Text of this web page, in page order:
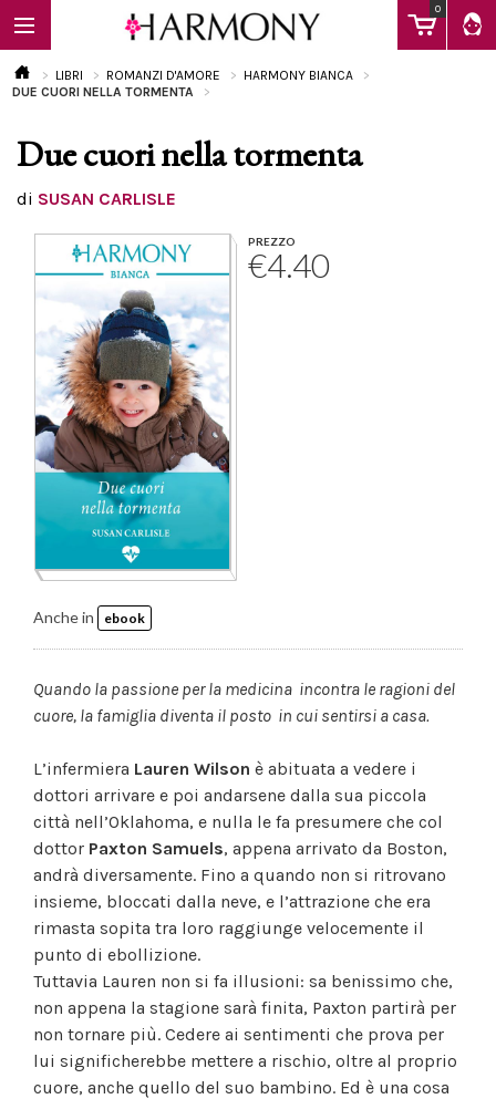
0
EBOOK
Calendario
LIBRI ROMANZI D'AMORE
HARMONY BIANCA
DUE CUORI NELLA TORMENTA
Due cuori nella tormenta
di SUSAN CARLISLE
PREZZO
€4.40
Anche in ebook
Quando la passione per la medicina incontra le ragioni del
cuore, la famiglia diventa il posto in cui sentirsi a casa.
L’infermiera Lauren Wilson è abituata a vedere i
dottori arrivare e poi andarsene dalla sua piccola
città nell’Oklahoma, e nulla le fa presumere che col
dottor Paxton Samuels, appena arrivato da Boston,
andrà diversamente. Fino a quando non si ritrovano
insieme, bloccati dalla neve, e l’attrazione che era
rimasta sopita tra loro raggiunge velocemente il
punto di ebollizione.
Tuttavia Lauren non si fa illusioni: sa benissimo che,
non appena la stagione sarà finita, Paxton partirà per
non tornare più. Cedere ai sentimenti che prova per
lui significherebbe mettere a rischio, oltre al proprio
cuore, anche quello del suo bambino. Ed è una cosa